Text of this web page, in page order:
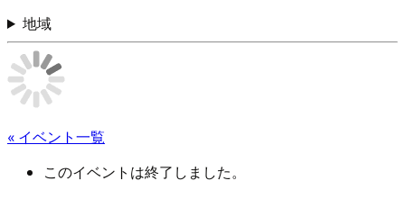
地域
« イベント一覧
このイベントは終了しました。